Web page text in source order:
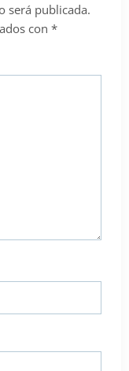
será publicada.
con *